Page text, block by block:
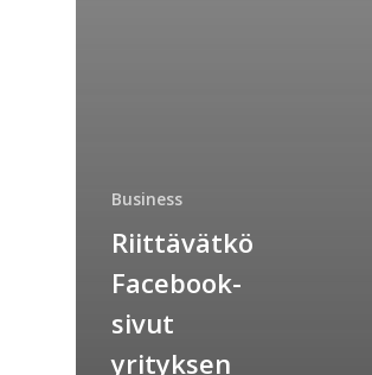
Business
Riittävätkö
Facebook-
sivut
yrityksen